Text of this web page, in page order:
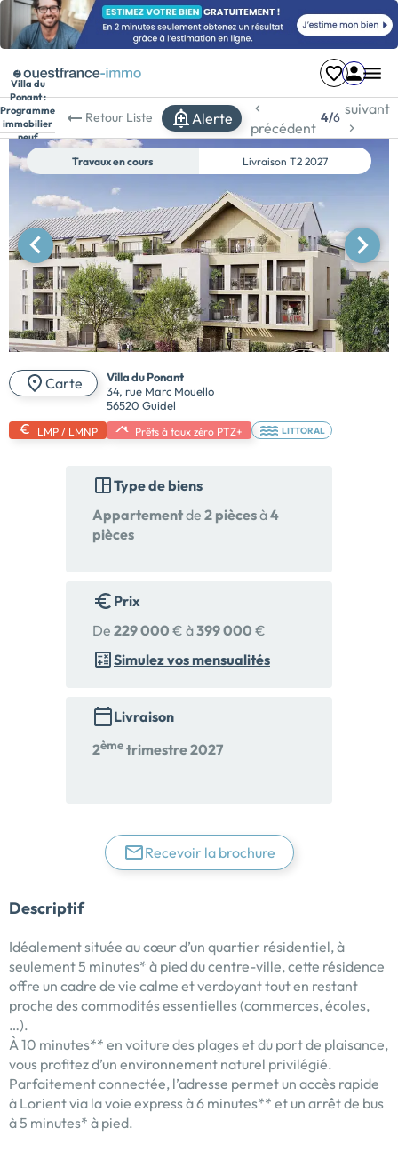
Villa du
Ponant :
Programme
immobilier
neuf
à Guidel
Retour Liste Alerte
précédent
4/6
suivant
Travaux en cours Livraison T2 2027
Carte
Villa du Ponant
34, rue Marc Mouello
56520 Guidel
LMP / LMNP Prêts à taux zéro PTZ+ LITTORAL
Type de biens
Appartementde 2 piècesà4
pièces
Prix
De 229 000 € à399 000 €
Simulez vos mensualités
Livraison
2èmetrimestre 2027
Recevoir la brochure
Descriptif
Idéalement située au cœur d’un quartier résidentiel, à
seulement 5 minutes* à pied du centre-ville, cette résidence
offre un cadre de vie calme et verdoyant tout en restant
proche des commodités essentielles (commerces, écoles,
…).
À 10 minutes** en voiture des plages et du port de plaisance,
vous profitez d’un environnement naturel privilégié.
Parfaitement connectée, l’adresse permet un accès rapide
à Lorient via la voie express à 6 minutes** et un arrêt de bus
à 5 minutes* à pied.